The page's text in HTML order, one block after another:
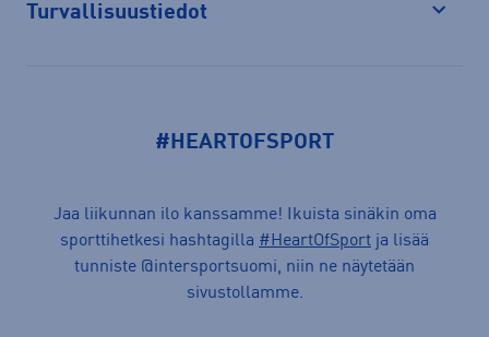
Turvallisuustiedot
#HEARTOFSPORT
Jaa liikunnan ilo kanssamme! Ikuista sinäkin oma
sporttihetkesi hashtagilla #HeartOfSport ja lisää
tunniste @intersportsuomi, niin ne näytetään
sivustollamme.